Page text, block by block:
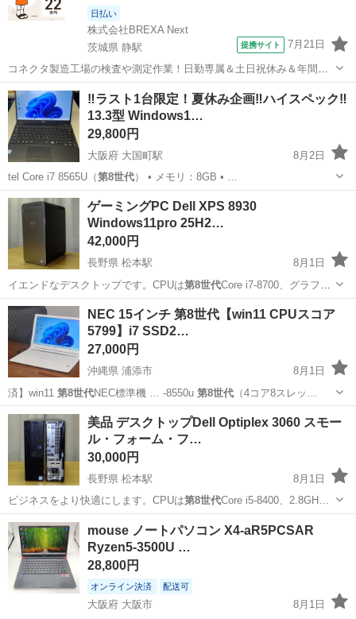
日払い
株式会社BREXA Next
茨城県 静駅
提携サイト 7月21日
コネクタ製造工場の検査や測定作業！日勤専属＆土日祝休み＆年間休
日128日★クリーンルーム内作業★マイカー通勤OK＆無料駐車場あり
★就業先食堂利用可！日払い制度あり！《茨城県常陸大宮市》 人気の
工場のお仕事 ◇コネクタ製造工...
茨城 常陸大宮市 静駅 その他
‼️ラスト1台限定！夏休み企画‼️ハイスペック‼️
13.3型 Windows1…
29,800円
大阪府 大国町駅
8月2日
tel Core i7 8565U（第8世代 ） • メモリ：8GB • …
大阪 大阪市 大国町駅
ゲーミングPC Dell XPS 8930
Windows11pro 25H2…
42,000円
長野県 松本駅
8月1日
イエンドなデスクトップです。CPUは第8世代Core i7-8700、グラフィ
ッ…
長野 松本市 デスクトップパソコン
NEC 15インチ 第8世代【win11 CPUスコア
5799】i7 SSD2…
27,000円
沖縄県 浦添市
8月1日
済】win11 第8世代NEC標準機 … -8550u 第8世代（4コア8スレッ…
沖縄 浦添市 ノートパソコン
美品 デスクトップDell Optiplex 3060 スモー
ル・フォーム・フ…
30,000円
長野県 松本駅
8月1日
ビジネスをより快適にします。CPUは第8世代Core i5-8400、2.8GH…
長野 松本市 デスクトップパソコン
mouse ノートパソコン X4-aR5PCSAR
Ryzen5-3500U …
28,800円
オンライン決済 配送可
大阪府 大阪市
8月1日